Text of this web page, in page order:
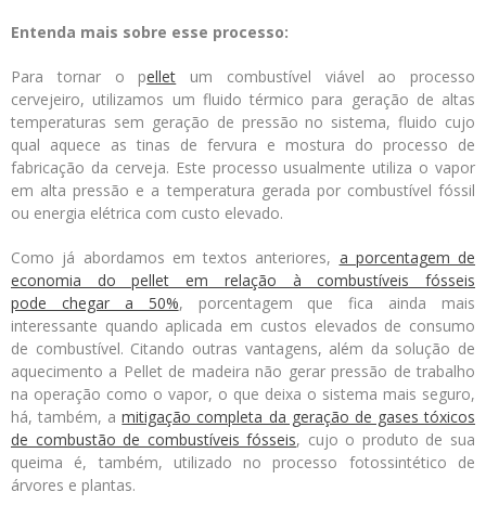
Entenda mais sobre esse processo:
Para tornar o pellet um combustível viável ao processo
cervejeiro, utilizamos um fluido térmico para geração de altas
temperaturas sem geração de pressão no sistema, fluido cujo
qual aquece as tinas de fervura e mostura do processo de
fabricação da cerveja. Este processo usualmente utiliza o vapor
em alta pressão e a temperatura gerada por combustível fóssil
ou energia elétrica com custo elevado.
Como já abordamos em textos anteriores, a porcentagem de
economia do pellet em relação à combustíveis fósseis
pode chegar a 50%, porcentagem que fica ainda mais
interessante quando aplicada em custos elevados de consumo
de combustível. Citando outras vantagens, além da solução de
aquecimento a Pellet de madeira não gerar pressão de trabalho
na operação como o vapor, o que deixa o sistema mais seguro,
há, também, amitigação completa da geração de gases tóxicos
de combustão de combustíveis fósseis, cujo o produto de sua
queima é, também, utilizado no processo fotossintético de
árvores e plantas.